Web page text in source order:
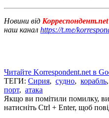
Новини від Корреспондент.net
наш канал https://t.me/
Читайте Korrespondent.net в
ТЕГИ: Сирия, судно, корабль,
порт, атака
Якщо ви помітили помилку,
натисніть Ctrl + Enter, щоб